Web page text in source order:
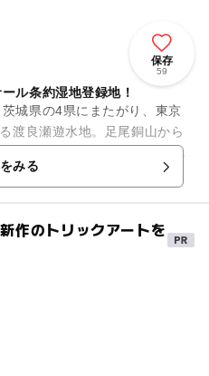
保存
59
ル条約湿地登録地！
城県の4県にまたがり、東京
渡良瀬遊水地。足尾銅山から
ことを目的に作られました。
みる
作のトリックアートを